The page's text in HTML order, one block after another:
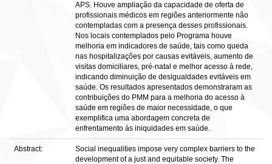
APS. Houve ampliação da capacidade de oferta de
profissionais médicos em regiões anteriormente não
contempladas com a presença desses profissionais.
Nos locais contemplados pelo Programa houve
melhoria em indicadores de saúde, tais como queda
nas hospitalizações por causas evitáveis, aumento de
visitas domiciliares, pré-natal e melhor acesso à rede,
indicando diminuição de desigualdades evitáveis em
saúde. Os resultados apresentados demonstraram as
contribuições do PMM para a melhoria do acesso à
saúde em regiões de maior necessidade, o que
exemplifica uma abordagem concreta de
enfrentamento às iniquidades em saúde.
Abstract:
Social inequalities impose very complex barriers to the
development of a just and equitable society. The